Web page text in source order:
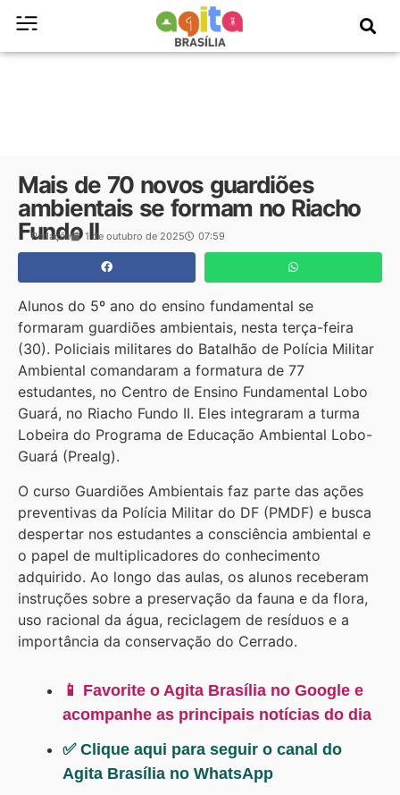
Mais de 70 novos guardiões
ambientais se formam no Riacho
Fundo II
Redação 1 de outubro de 2025 07:59
Alunos do 5º ano do ensino fundamental se
formaram guardiões ambientais, nesta terça-feira
(30). Policiais militares do Batalhão de Polícia Militar
Ambiental comandaram a formatura de 77
estudantes, no Centro de Ensino Fundamental Lobo
Guará, no Riacho Fundo II. Eles integraram a turma
Lobeira do Programa de Educação Ambiental Lobo-
Guará (Prealg).
O curso Guardiões Ambientais faz parte das ações
preventivas da Polícia Militar do DF (PMDF) e busca
despertar nos estudantes a consciência ambiental e
o papel de multiplicadores do conhecimento
adquirido. Ao longo das aulas, os alunos receberam
instruções sobre a preservação da fauna e da flora,
uso racional da água, reciclagem de resíduos e a
importância da conservação do Cerrado.
📱 Favorite o Agita Brasília no Google e
acompanhe as principais notícias do dia
✅ Clique aqui para seguir o canal do
Agita Brasília no WhatsApp